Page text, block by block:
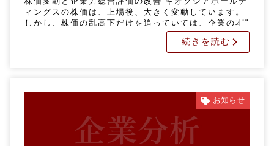
ィングスの株価は、上場後、大きく変動しています。
しかし、株価の乱高下だけを追っていては、企業の本
当の実力を正しく判断することはできません。 では、
続きを読む
お知らせ